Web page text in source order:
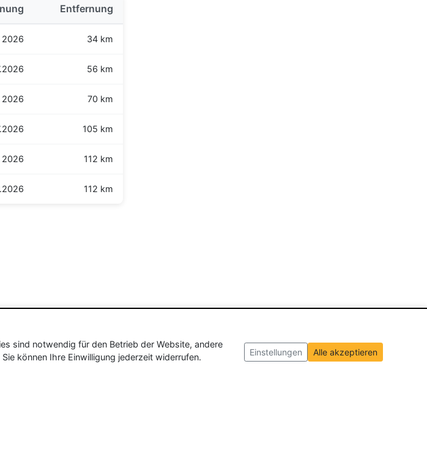
Entfernung
2026 34 km
56 km
2026 70 km
105 km
2026 112 km
112 km
sind notwendig für den Betrieb der Website, andere
können Ihre Einwilligung jederzeit widerrufen.
Einstellungen Alle akzeptieren